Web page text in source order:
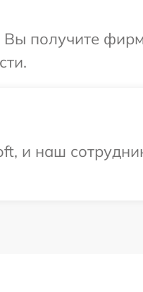
получите
и наш